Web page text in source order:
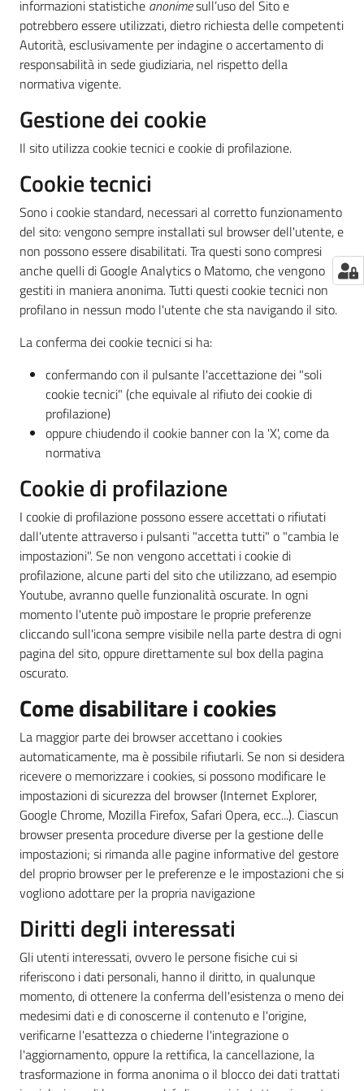
informazioni statistiche anonimesull’uso del Sito e
potrebbero essere utilizzati, dietro richiesta delle competenti
Autorità, esclusivamente per indagine o accertamento di
responsabilità in sede giudiziaria, nel rispetto della
normativa vigente.
Gestione dei cookie
Il sito utilizza cookie tecnici e cookie di profilazione.
Cookie tecnici
Sono i cookie standard, necessari al corretto funzionamento
del sito: vengono sempre installati sul browser dell'utente, e
non possono essere disabilitati. Tra questi sono compresi
anche quelli di Google Analytics o Matomo, che vengono
gestiti in maniera anonima. Tutti questi cookie tecnici non
profilano in nessun modo l'utente che sta navigando il sito.
La conferma dei cookie tecnici si ha:
confermando con il pulsante l'accettazione dei "soli
cookie tecnici" (che equivale al rifiuto dei cookie di
profilazione)
oppure chiudendo il cookie banner con la 'X', come da
normativa
Cookie di profilazione
I cookie di profilazione possono essere accettati o rifiutati
dall'utente attraverso i pulsanti "accetta tutti" o "cambia le
impostazioni". Se non vengono accettati i cookie di
profilazione, alcune parti del sito che utilizzano, ad esempio
Youtube, avranno quelle funzionalità oscurate. In ogni
momento l'utente può impostare le proprie preferenze
cliccando sull'icona sempre visibile nella parte destra di ogni
pagina del sito, oppure direttamente sul box della pagina
oscurato.
Come disabilitare i cookies
La maggior parte dei browser accettano i cookies
automaticamente, ma è possibile rifiutarli. Se non si desidera
ricevere o memorizzare i cookies, si possono modificare le
impostazioni di sicurezza del browser (Internet Explorer,
Google Chrome, Mozilla Firefox, Safari Opera, ecc...). Ciascun
browser presenta procedure diverse per la gestione delle
impostazioni; si rimanda alle pagine informative del gestore
del proprio browser per le preferenze e le impostazioni che si
vogliono adottare per la propria navigazione
Diritti degli interessati
Gli utenti interessati, ovvero le persone fisiche cui si
riferiscono i dati personali, hanno il diritto, in qualunque
momento, di ottenere la conferma dell'esistenza o meno dei
medesimi dati e di conoscerne il contenuto e l'origine,
verificarne l'esattezza o chiederne l'integrazione o
l'aggiornamento, oppure la rettifica, la cancellazione, la
trasformazione in forma anonima o il blocco dei dati trattati